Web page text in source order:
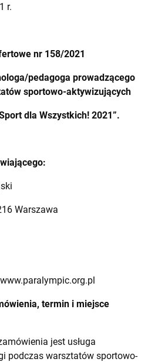
r.
nr 158/2021
pedagoga prowadzącego
sportowo-aktywizujących
dla Wszystkich! 2021”.
Warszawa
termin i miejsce
jest usługa
podczas warsztatów sportowo-